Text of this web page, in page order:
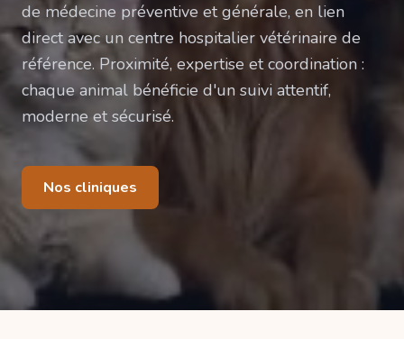
de médecine préventive et générale, en lien
direct avec un centre hospitalier vétérinaire de
référence. Proximité, expertise et coordination :
chaque animal bénéficie d'un suivi attentif,
moderne et sécurisé.
Nos cliniques